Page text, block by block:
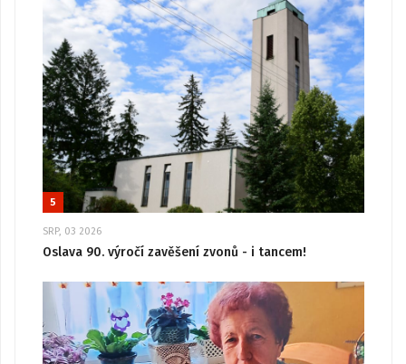
5
SRP, 03 2026
Oslava 90. výročí zavěšení zvonů - i tancem!